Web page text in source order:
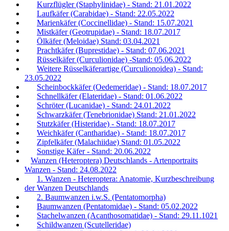
Kurzflügler (Staphylinidae) - Stand: 21.01.2022
Laufkäfer (Carabidae) - Stand: 22.05.2022
Marienkäfer (Coccinellidae) - Stand: 15.07.2021
Mistkäfer (Geotrupidae) - Stand: 18.07.2017
Ölkäfer (Meloidae) Stand: 03.04.2021
Prachtkäfer (Buprestidae) - Stand: 07.06.2021
Rüsselkäfer (Curculionidae) -Stand: 05.06.2022
Weitere Rüsselkäferartige (Curculionoidea) - Stand:
23.05.2022
Scheinbockkäfer (Oedemeridae) - Stand: 18.07.2017
Schnellkäfer (Elateridae) - Stand: 01.06.2022
Schröter (Lucanidae) - Stand: 24.01.2022
Schwarzkäfer (Tenebrionidae) Stand: 21.01.2022
Stutzkäfer (Histeridae) - Stand: 18.07.2017
Weichkäfer (Cantharidae) - Stand: 18.07.2017
Zipfelkäfer (Malachiidae) Stand: 01.05.2022
Sonstige Käfer - Stand: 20.06.2022
Wanzen (Heteroptera) Deutschlands - Artenportraits
Wanzen - Stand: 24.08.2022
1. Wanzen - Heteroptera: Anatomie, Kurzbeschreibung
der Wanzen Deutschlands
2. Baumwanzen i.w.S. (Pentatomorpha)
Baumwanzen (Pentatomidae) - Stand: 05.02.2022
Stachelwanzen (Acanthosomatidae) - Stand: 29.11.1021
Schildwanzen (Scutelleridae)